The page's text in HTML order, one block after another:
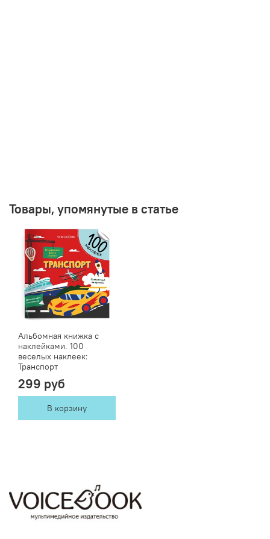
Товары, упомянутые в статье
Альбомная книжка с
наклейками. 100
веселых наклеек:
Транспорт
299 руб
В корзину